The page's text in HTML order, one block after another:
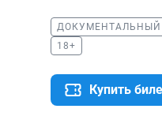
ДОКУМЕНТАЛЬНЫЙ
18+
Купить